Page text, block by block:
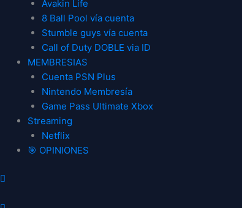
Avakin Life
8 Ball Pool vía cuenta
Stumble guys vía cuenta
Call of Duty DOBLE via ID
MEMBRESIAS
Cuenta PSN Plus
Nintendo Membresía
Game Pass Ultimate Xbox
Streaming
Netflix
🎯 OPINIONES